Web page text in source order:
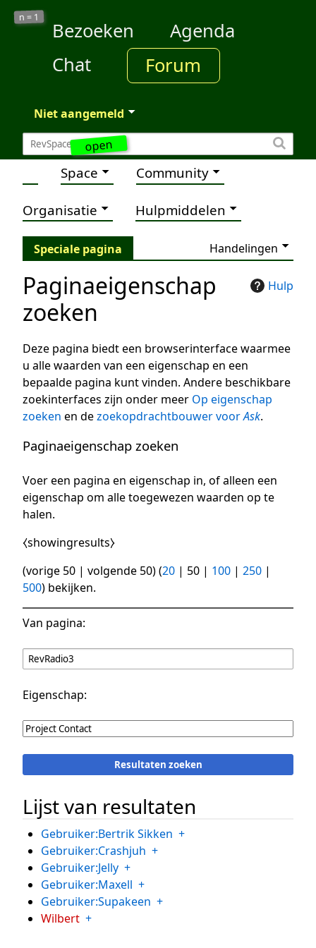
open
n = 1
Bezoeken
Agenda
Chat
Forum
Niet aangemeld
Space Community
Organisatie Hulpmiddelen
Speciale pagina Handelingen
Hulp
Paginaeigenschap
zoeken
Deze pagina biedt een browserinterface waarmee
u alle waarden van een eigenschap en een
bepaalde pagina kunt vinden. Andere beschikbare
zoekinterfaces zijn onder meer Op eigenschap
zoeken en dezoekopdrachtbouwer voorAsk.
Paginaeigenschap zoeken
Voer een pagina en eigenschap in, of alleen een
eigenschap om alle toegewezen waarden op te
halen.
⧼showingresults⧽
(vorige 50 | volgende 50) (20 | 50 | 100 | 250 |
500) bekijken.
Van pagina:
Eigenschap:
Lijst van resultaten
Gebruiker:Bertrik Sikken +
Gebruiker:Crashjuh +
Gebruiker:Jelly +
Gebruiker:Maxell +
Gebruiker:Supakeen +
Wilbert +